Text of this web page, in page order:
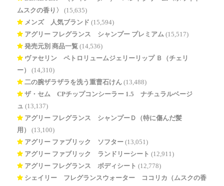
ムスクの香り〉
(15,635)
メンズ 人気ブランド (15,594)
アグリー フレグランス シャンプー プレミアム (15,517)
発売元別 商品一覧 (14,536)
ヴァセリン ペトロリュームジェリーリップ Ｂ（チェリ
ー）
(14,310)
二の腕ザラザラを洗う重曹石けん (13,488)
ザ・セム CPチップコンシーラー 1.5 ナチュラルベージ
ュ (13,137)
アグリー フレグランス シャンプーＤ（特に傷んだ髪
用）
(13,100)
アグリー ファブリック ソフター (13,051)
アグリー ファブリック ランドリーシート (12,911)
アグリー フレグランス ボディシート (12,778)
シェイリー フレグランスウォーター ココリカ（ムスクの香